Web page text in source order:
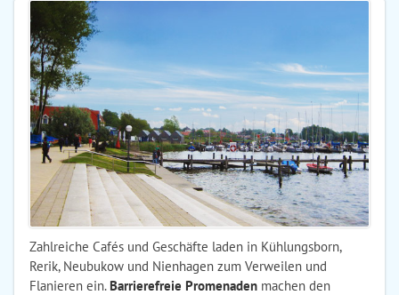
Zahlreiche Cafés und Geschäfte laden in Kühlungsborn,
Rerik, Neubukow und Nienhagen zum Verweilen und
Flanieren ein. Barrierefreie Promenaden machen den